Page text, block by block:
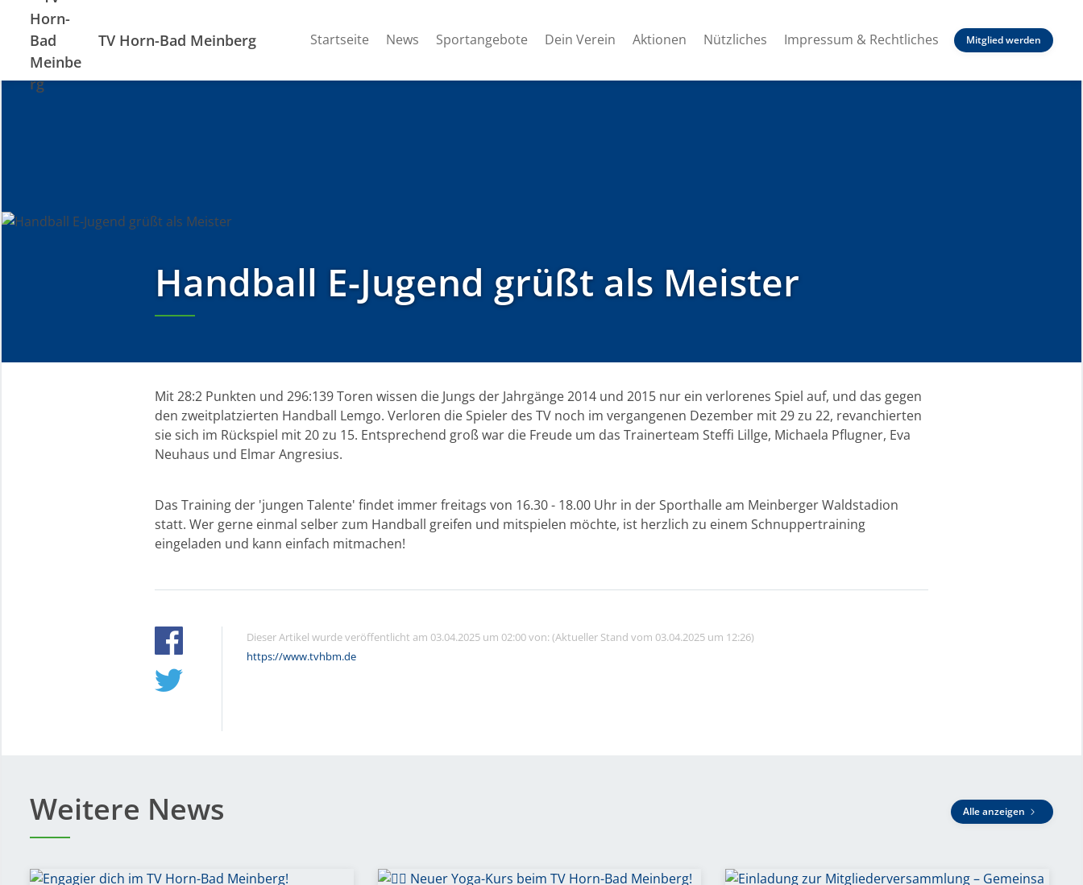
TV Horn-Bad Meinberg Startseite News Sportangebote Dein Verein Aktionen Nützliches Impressum & Rechtliches Mitglied werden
Handball E-Jugend grüßt als Meister
Mit 28:2 Punkten und 296:139 Toren wissen die Jungs der Jahrgänge 2014 und 2015 nur ein verlorenes Spiel auf, und das gegen
den zweitplatzierten Handball Lemgo. Verloren die Spieler des TV noch im vergangenen Dezember mit 29 zu 22, revanchierten
sie sich im Rückspiel mit 20 zu 15. Entsprechend groß war die Freude um das Trainerteam Steffi Lillge, Michaela Pflugner, Eva
Neuhaus und Elmar Angresius.
Das Training der 'jungen Talente' findet immer freitags von 16.30 - 18.00 Uhr in der Sporthalle am Meinberger Waldstadion
statt. Wer gerne einmal selber zum Handball greifen und mitspielen möchte, ist herzlich zu einem Schnuppertraining
eingeladen und kann einfach mitmachen!
Dieser Artikel wurde veröffentlicht am 03.04.2025 um 02:00 von: (Aktueller Stand vom 03.04.2025 um 12:26)
https://www.tvhbm.de
Weitere News Alle anzeigen